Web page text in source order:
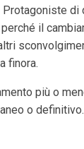
Protagoniste di
il
finora.
più o
o